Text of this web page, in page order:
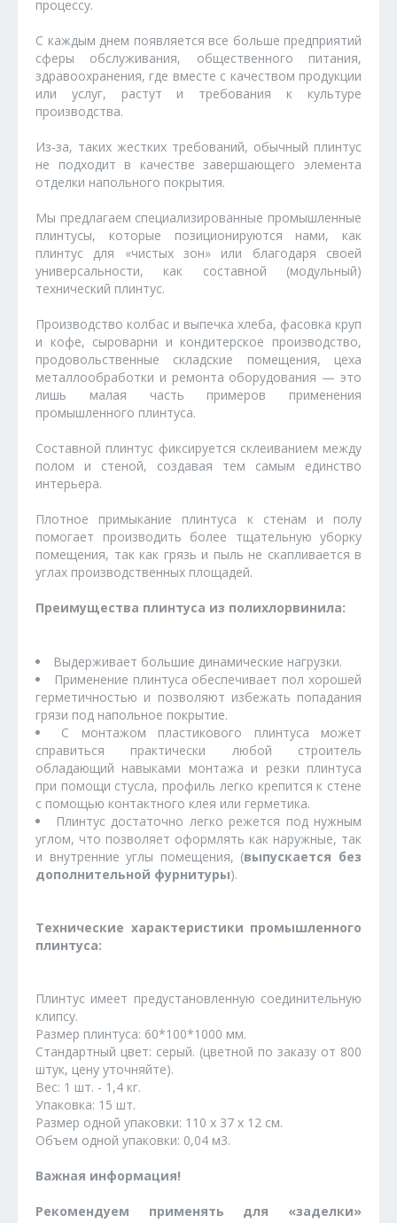
процессу.
С каждым днем появляется все больше предприятий
сферы обслуживания, общественного питания,
здравоохранения, где вместе с качеством продукции
или услуг, растут и требования к культуре
производства.
Из-за, таких жестких требований, обычный плинтус
не подходит в качестве завершающего элемента
отделки напольного покрытия.
Мы предлагаем специализированные промышленные
плинтусы, которые позиционируются нами, как
плинтус для «чистых зон» или благодаря своей
универсальности, как составной (модульный)
технический плинтус.
Производство колбас и выпечка хлеба, фасовка круп
и кофе, сыроварни и кондитерское производство,
продовольственные складские помещения, цеха
металлообработки и ремонта оборудования — это
лишь малая часть примеров применения
промышленного плинтуса.
Составной плинтус фиксируется склеиванием между
полом и стеной, создавая тем самым единство
интерьера.
Плотное примыкание плинтуса к стенам и полу
помогает производить более тщательную уборку
помещения, так как грязь и пыль не скапливается в
углах производственных площадей.
Преимущества плинтуса из полихлорвинила:
Выдерживает большие динамические нагрузки.
Применение плинтуса обеспечивает пол хорошей
герметичностью и позволяют избежать попадания
грязи под напольное покрытие.
С монтажом пластикового плинтуса может
справиться практически любой строитель
обладающий навыками монтажа и резки плинтуса
при помощи стусла, профиль легко крепится к стене
с помощью контактного клея или герметика.
Плинтус достаточно легко режется под нужным
углом, что позволяет оформлять как наружные, так
и внутренние углы помещения, (выпускается без
дополнительной фурнитуры).
Технические характеристики промышленного
плинтуса:
Плинтус имеет предустановленную соединительную
клипсу.
Размер плинтуса: 60*100*1000 мм.
Стандартный цвет: серый. (цветной по заказу от 800
штук, цену уточняйте).
Вес: 1 шт. - 1,4 кг.
Упаковка: 15 шт.
Размер одной упаковки: 110 х 37 х 12 см.
Объем одной упаковки: 0,04 м3.
Важная информация!
Рекомендуем применять для «заделки»